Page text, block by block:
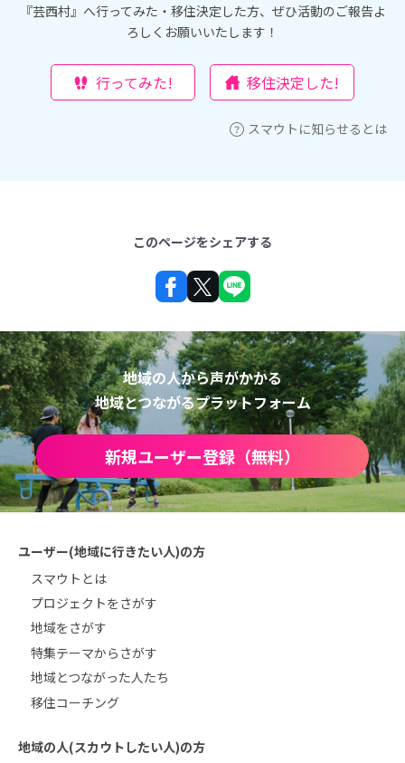
『芸西村』へ行ってみた・移住決定した方、ぜひ活動のご報告よ
ろしくお願いいたします！
行ってみた! 移住決定した!
スマウトに知らせるとは
このページをシェアする
地域の人から声がかかる
地域とつながるプラットフォーム
新規ユーザー登録（無料）
ユーザー(地域に行きたい人)の方
スマウトとは
プロジェクトをさがす
地域をさがす
特集テーマからさがす
地域とつながった人たち
移住コーチング
地域の人(スカウトしたい人)の方